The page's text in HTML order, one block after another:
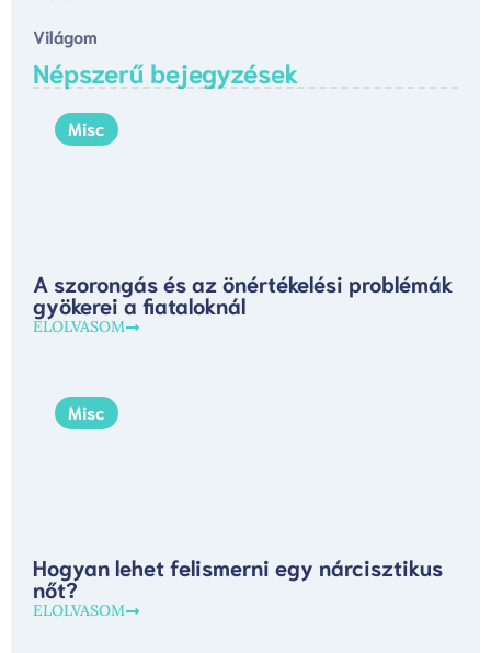
Világom
Népszerű bejegyzések
Misc
A szorongás és az önértékelési problémák
gyökerei a fiataloknál
ELOLVASOM
Misc
Hogyan lehet felismerni egy nárcisztikus
nőt?
ELOLVASOM